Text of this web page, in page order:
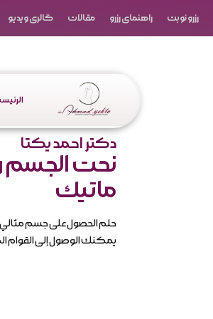
رزرو نوبت راهنمای رزرو مقالات گالری ویدیو
دکتر احمد یکتا
نحت الجسم
ماتيك
حلم الحصول على جسم مثالي
يمكنك الوصول إلى